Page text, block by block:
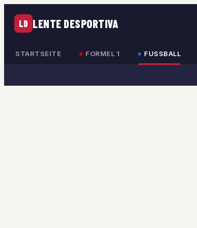
LD LENTE DESPORTIVA
STARTSEITE FORMEL 1 FUSSBALL